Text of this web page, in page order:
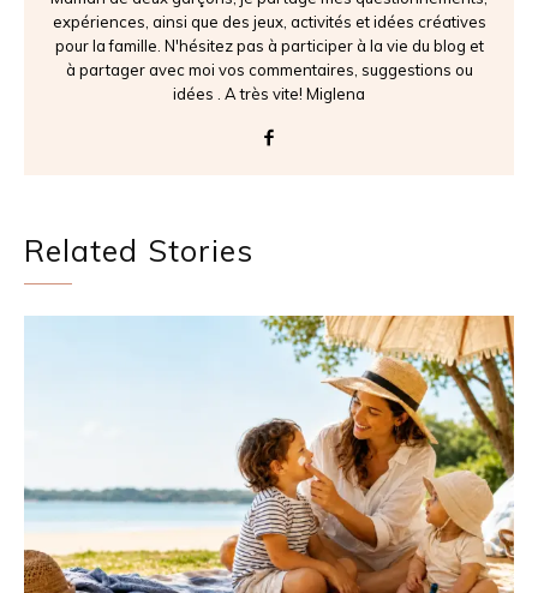
expériences, ainsi que des jeux, activités et idées créatives
pour la famille. N'hésitez pas à participer à la vie du blog et
à partager avec moi vos commentaires, suggestions ou
idées . A très vite! Miglena
Related Stories